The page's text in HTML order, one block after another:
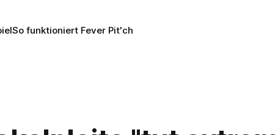
So funktioniert Fever Pit'ch